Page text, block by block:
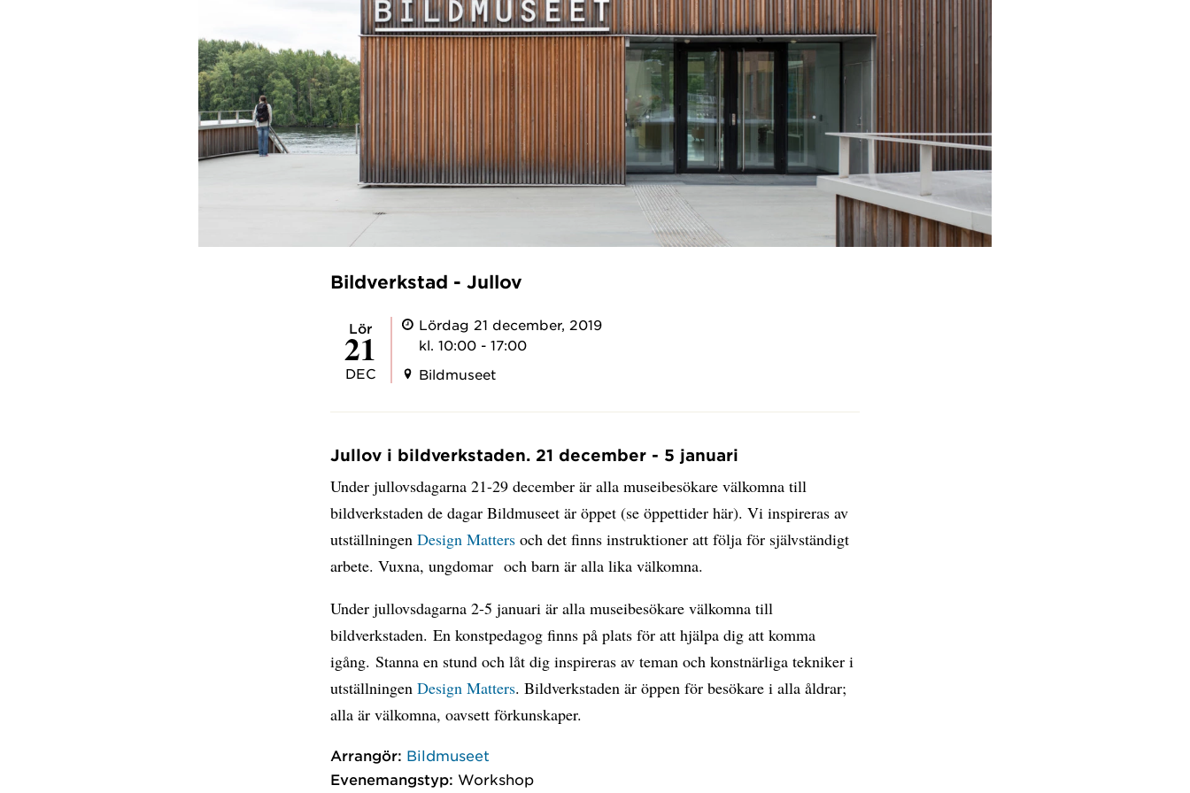
Bildverkstad - Jullov
lör
21
DEC
Lördag 21 december, 2019
kl. 10:00 - 17:00
Bildmuseet
Jullov i bildverkstaden. 21 december - 5 januari
Under jullovsdagarna 21-29 december är alla museibesökare välkomna till
bildverkstaden de dagar Bildmuseet är öppet (se öppettider här). Vi inspireras av
utställningenDesign Matters och det finns instruktioner att följa för självständigt
arbete. Vuxna, ungdomar och barn är alla lika välkomna.
Under jullovsdagarna 2-5 januari är alla museibesökare välkomna till
bildverkstaden. En konstpedagog finns på plats för att hjälpa dig att komma
igång. Stanna en stund och låt dig inspireras av teman och konstnärliga tekniker i
utställningenDesign Matters. Bildverkstaden är öppen för besökare i alla åldrar;
alla är välkomna, oavsett förkunskaper.
Arrangör: Bildmuseet
Evenemangstyp: Workshop